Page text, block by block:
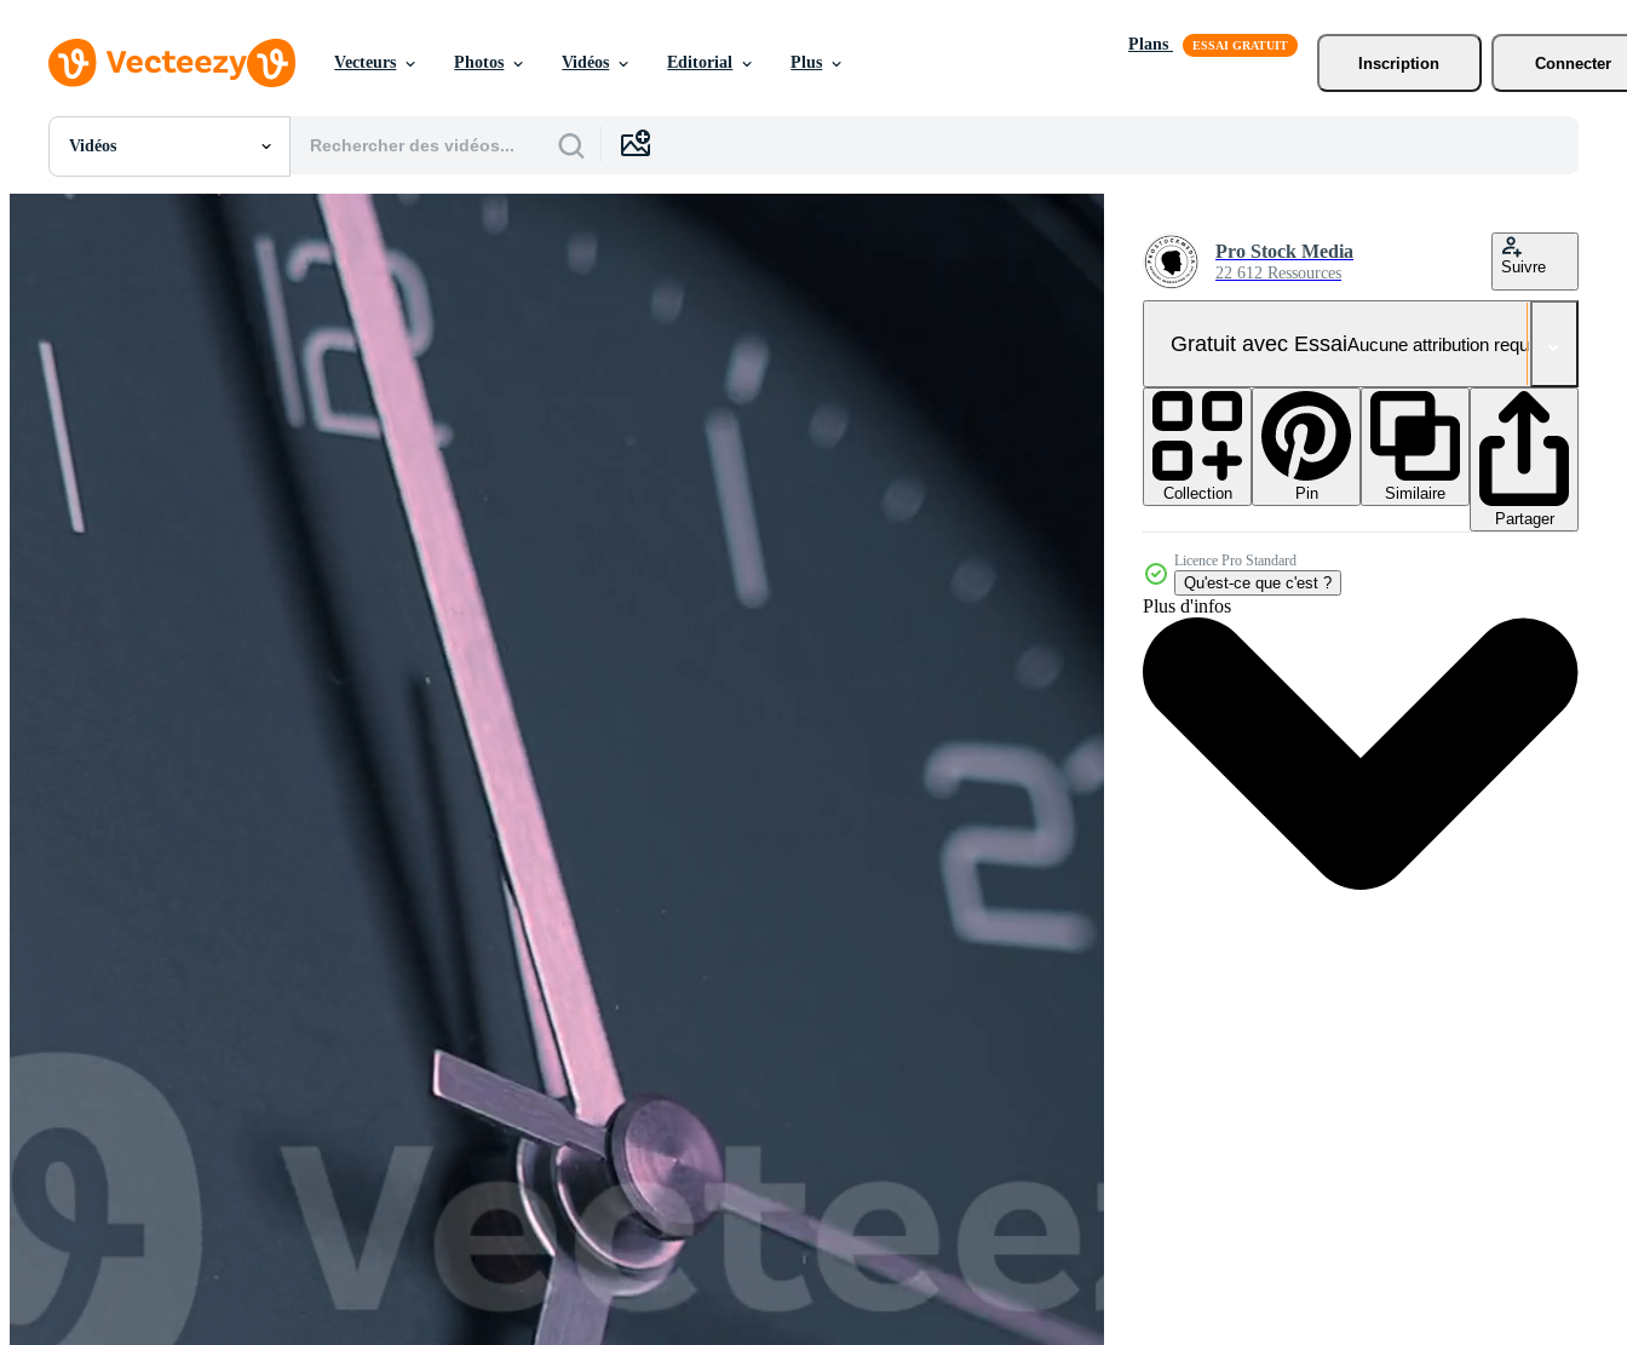
Vecteurs Photos Vidéos Editorial Plus
Plans
Inscription
Connecter
Vidéos
Toutes Images
Pro Stock Media
22 612 Ressources Suivre
Gratuit avec EssaiAucune attribution requise
Collection Pin
Similaire
Partager
Licence Pro Standard
Qu'est-ce que c'est ?
Plus d'infos